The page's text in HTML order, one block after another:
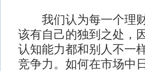
我们认为每一个理财
该有自己的独到之处，
认知能力都和别人不一
竞争力。如何在市场中